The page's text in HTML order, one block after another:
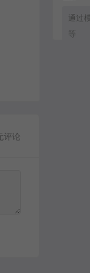
评论
通过
等